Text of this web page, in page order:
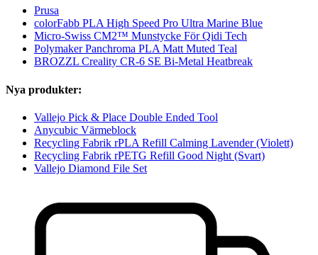
Prusa
colorFabb PLA High Speed Pro Ultra Marine Blue
Micro-Swiss CM2™ Munstycke För Qidi Tech
Polymaker Panchroma PLA Matt Muted Teal
BROZZL Creality CR-6 SE Bi-Metal Heatbreak
Nya produkter:
Vallejo Pick & Place Double Ended Tool
Anycubic Värmeblock
Recycling Fabrik rPLA Refill Calming Lavender (Violett)
Recycling Fabrik rPETG Refill Good Night (Svart)
Vallejo Diamond File Set